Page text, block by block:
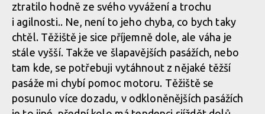
ztratilo hodně ze svého vyvážení a trochu
i agilnosti.. Ne, není to jeho chyba, co bych taky
chtěl. Těžiště je sice příjemně dole, ale váha je
stále vyšší. Takže ve šlapavějších pasážích, nebo
tam kde, se potřebuji vytáhnout z nějaké těžší
pasáže mi chybí pomoc motoru. Těžiště se
posunulo více dozadu, v odkloněnějších pasážích